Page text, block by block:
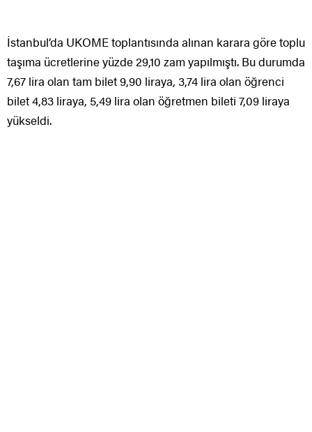
İstanbul’da UKOME toplantısında alınan karara göre toplu
taşıma ücretlerine yüzde 29,10 zam yapılmıştı. Bu durumda
7,67 lira olan tam bilet 9,90 liraya, 3,74 lira olan öğrenci
bilet 4,83 liraya, 5,49 lira olan öğretmen bileti 7,09 liraya
yükseldi.